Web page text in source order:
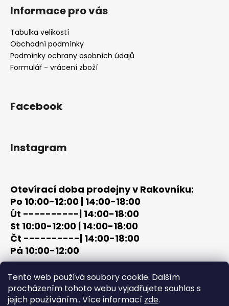
Tento web používá soubory cookie. Dalším
procházením tohoto webu vyjadřujete souhlas s
jejich používáním.. Více informací zde.
Informace pro vás
Tabulka velikostí
Obchodní podmínky
Podmínky ochrany osobních údajů
Formulář - vrácení zboží
Facebook
Instagram
Otevírací doba prodejny v Rakovníku:
Po 10:00-12:00 | 14:00-18:00
Út ----------| 14:00-18:00
St 10:00-12:00 | 14:00-18:00
Čt ----------| 14:00-18:00
Pá 10:00-12:00
tel: +420 603 320 859
email: terc-zbrane@seznam.cz